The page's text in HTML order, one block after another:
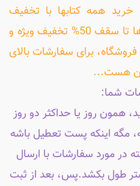
همه کتابها با تخفیف
انجام می شود و کلیه کتاب ها تا سقف 50% تخفیف ویژه و
برای سفارشات بالای
شما:
همون روز یا حداکثر دو روز
مگه اینکه پست تعطیل باشه
در مورد سفارشات با ارسال
طول بکشد.پس، بعد از ثبت